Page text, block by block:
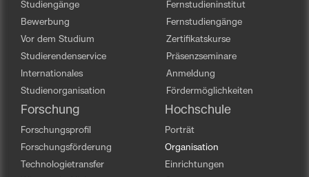
Studiengänge
Bewerbung
Vor dem Studium
Studierendenservice
Internationales
Studienorganisation
Fernstudieninstitut
Fernstudiengänge
Zertifikatskurse
Präsenzseminare
Anmeldung
Fördermöglichkeiten
Forschung
Forschungsprofil
Forschungsförderung
Technologietransfer
Hochschule
Porträt
Organisation
Einrichtungen